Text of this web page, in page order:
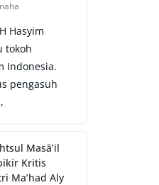
Hasyim
tokoh
Indonesia.
pengasuh
Masā’il
Kritis
Ma’had Aly